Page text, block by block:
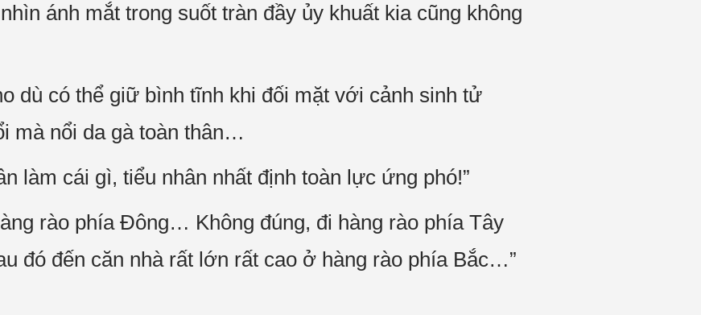
ánh mắt trong suốt tràn đầy ủy khuất kia cũng không
dù có thể giữ bình tĩnh khi đối mặt với cảnh sinh tử
mà nổi da gà toàn thân…
làm cái gì, tiểu nhân nhất định toàn lực ứng phó!”
rào phía Đông… Không đúng, đi hàng rào phía Tây
đó đến căn nhà rất lớn rất cao ở hàng rào phía Bắc…”